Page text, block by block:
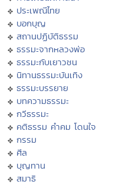
ประเพณีไทย
บอกบุญ
สถานปฏิบัติธรรม
ธรรมะจากหลวงพ่อ
ธรรมะกับเยาวชน
นิทานธรรมะบันเทิง
ธรรมะบรรยาย
บทความธรรมะ
กวีธรรมะ
คติธรรม คำคม โดนใจ
กรรม
ศีล
บุญทาน
สมาธิ